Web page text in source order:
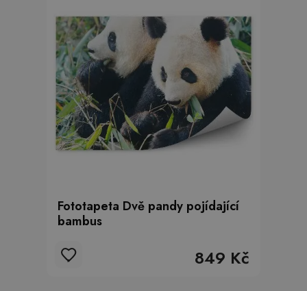
Fototapeta Dvě pandy pojídající
bambus
849 Kč